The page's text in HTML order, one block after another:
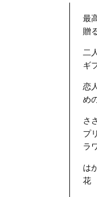
最
贈
二
ギ
恋
め
さ
プ
ラ
は
花